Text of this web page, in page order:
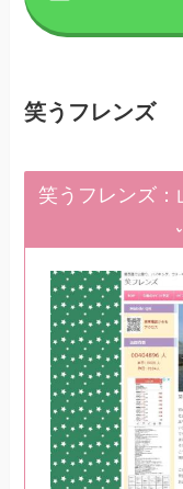
笑うフレンズ
笑うフレンズ：